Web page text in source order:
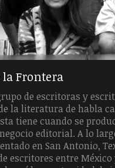
la Frontera
de escritoras y
la literatura de habla
tiene cuando se
editorial. A lo
en San Antonio,
escritores entre México